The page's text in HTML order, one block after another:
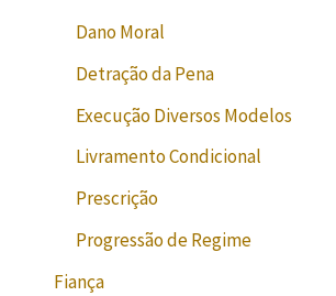
Dano Moral
Detração da Pena
Execução Diversos Modelos
Livramento Condicional
Prescrição
Progressão de Regime
Fiança